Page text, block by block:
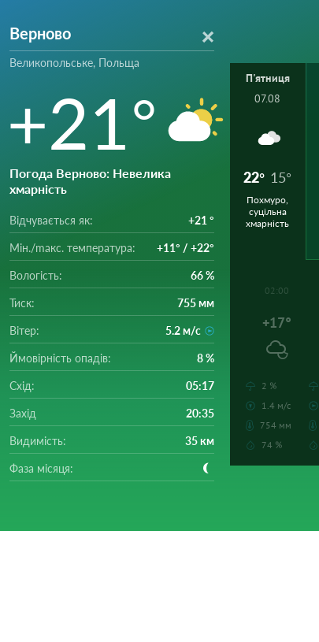
Верново
Великопольське, Польща
+21°
Погода Верново: Невелика
хмарність
Відчувається як: +21 °
Мін./mакс. температура: +11° / +22°
Вологість: 66 %
Тиск: 755 мм
Вітер: 5.2 м/с
Ймовірність опадів: 8 %
Схід: 05:17
Захід 20:35
Видимість: 35 км
Фаза місяця:
П'ятниця
07.08
22° 15°
Похмуро,
суцільна
хмарність
02:00
+17°
2 %
1.4 м/с
754 мм
74 %